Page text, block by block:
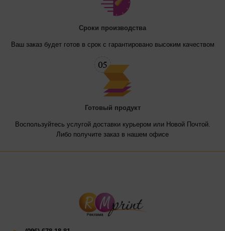
Cроки производства
Ваш заказ будет готов в срок с гарантировано высоким качеством
Готовый продукт
Воспользуйтесь услугой доставки курьером или Новой Почтой.
Либо получите заказ в нашем офисе